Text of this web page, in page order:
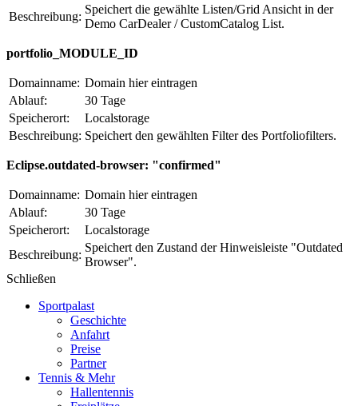
Beschreibung:
Speichert die gewählte Listen/Grid Ansicht in der
Demo CarDealer / CustomCatalog List.
portfolio_MODULE_ID
Domainname: Domain hier eintragen
Ablauf:
30 Tage
Speicherort:
Localstorage
Beschreibung: Speichert den gewählten Filter des Portfoliofilters.
Eclipse.outdated-browser: "confirmed"
Domainname: Domain hier eintragen
Ablauf:
30 Tage
Speicherort:
Localstorage
Beschreibung:
Speichert den Zustand der Hinweisleiste "Outdated
Browser".
Schließen
Sportpalast
Geschichte
Anfahrt
Preise
Partner
Tennis & Mehr
Hallentennis